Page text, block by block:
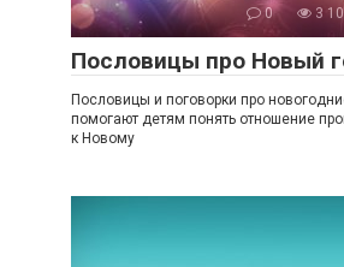
0
3
Пословицы про Новый
Пословицы и поговорки про
помогают детям понять отношение
к Новому